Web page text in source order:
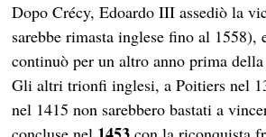
Dopo Crécy, Edoardo III assediò la
sarebbe rimasta inglese fino al 1558),
continuò per un altro anno prima della
Gli altri trionfi inglesi, a Poitiers nel
nel 1415 non sarebbero bastati a